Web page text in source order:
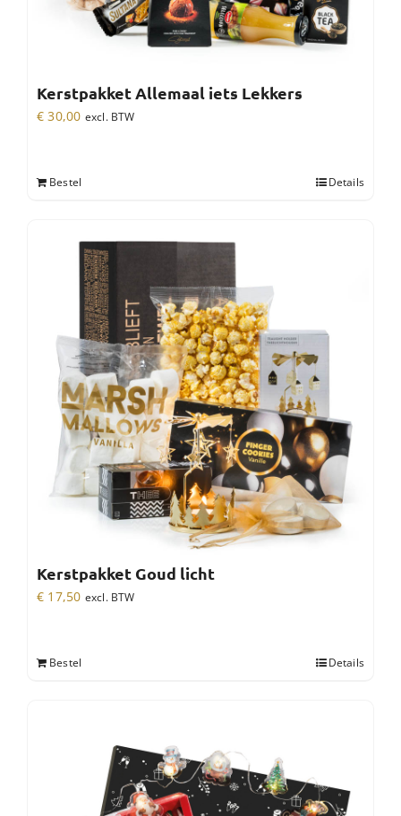
Kerstpakket Allemaal iets Lekkers
€ 30,00 excl. BTW
Bestel Details
Kerstpakket Goud licht
€ 17,50 excl. BTW
Bestel Details